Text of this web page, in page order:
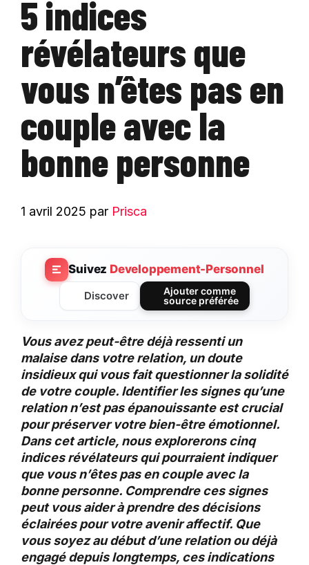
5 indices
révélateurs que
vous n’êtes pas en
couple avec la
bonne personne
1 avril 2025 par Prisca
Suivez Developpement-Personnel
Discover
Ajouter comme
source préférée
Vous avez peut-être déjà ressenti un
malaise dans votre relation, un doute
insidieux qui vous fait questionner la solidité
de votre couple. Identifier les signes qu’une
relation n’est pas épanouissante est crucial
pour préserver votre bien-être émotionnel.
Dans cet article, nous explorerons cinq
indices révélateurs qui pourraient indiquer
que vous n’êtes pas en couple avec la
bonne personne. Comprendre ces signes
peut vous aider à prendre des décisions
éclairées pour votre avenir affectif. Que
vous soyez au début d’une relation ou déjà
engagé depuis longtemps, ces indications